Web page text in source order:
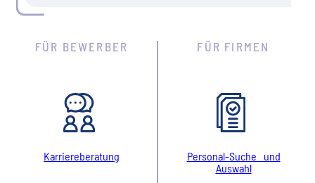
FÜR BEWERBER
Karriereberatung
FÜR FIRMEN
Personal-Suche und
Auswahl